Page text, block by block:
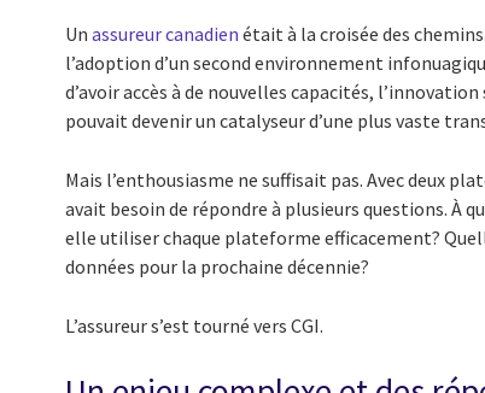
Unassureur canadien était à la croisée des
l’adoption d’un second environnement
d’avoir accès à de nouvelles capacités,
pouvait devenir un catalyseur d’une plus vaste
Mais l’enthousiasme ne suffisait pas. Avec deux
avait besoin de répondre à plusieurs questions. À
elle utiliser chaque plateforme efficacement?
données pour la prochaine décennie?
L’assureur s’est tourné vers CGI.